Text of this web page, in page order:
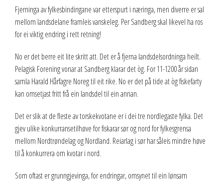
2013
Vedtekter
Advokatbistand
Fjerninga av fylkesbindingane var etterspurt i næringa, men diverre er sal
mellom landsdelane framleis vanskeleg. Per Sandberg skal likevel ha ros
for ei viktig endring i rett retning!
No er det berre eit lite skritt att. Det er å fjerna landsdelsordninga heilt.
Pelagisk Forening vonar at Sandberg klarar det òg. For 11-1200 år sidan
samla Harald Hårfagre Noreg til eit rike. No er det på tide at òg fiskefarty
kan omsetjast fritt frå ein landsdel til ein annan.
Det er slik at de fleste av torskekvotane er i dei tre nordlegaste fylka. Det
gjev ulike konkurransetilhøve for fiskarar sør og nord for fylkesgrensa
mellom Nordtrøndelag og Nordland. Reiarlag i sør har såleis mindre høve
til å konkurrera om kvotar i nord.
Som oftast er grunngjevinga, for endringar, omsynet til ein lønsam